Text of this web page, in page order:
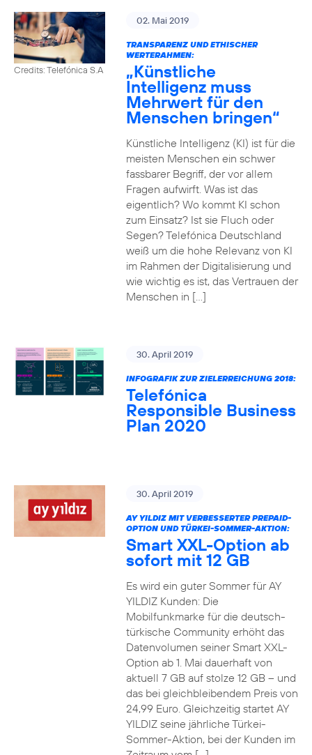
Credits: Telefónica S.A
02. Mai 2019
TRANSPARENZ UND ETHISCHER
WERTERAHMEN:
„Künstliche
Intelligenz muss
Mehrwert für den
Menschen bringen“
Künstliche Intelligenz (KI) ist für die
meisten Menschen ein schwer
fassbarer Begriff, der vor allem
Fragen aufwirft. Was ist das
eigentlich? Wo kommt KI schon
zum Einsatz? Ist sie Fluch oder
Segen? Telefónica Deutschland
weiß um die hohe Relevanz von KI
im Rahmen der Digitalisierung und
wie wichtig es ist, das Vertrauen der
Menschen in […]
30. April 2019
INFOGRAFIK ZUR ZIELERREICHUNG 2018:
Telefónica
Responsible Business
Plan 2020
30. April 2019
AY YILDIZ MIT VERBESSERTER PREPAID-
OPTION UND TÜRKEI-SOMMER-AKTION:
Smart XXL-Option ab
sofort mit 12 GB
Es wird ein guter Sommer für AY
YILDIZ Kunden: Die
Mobilfunkmarke für die deutsch-
türkische Community erhöht das
Datenvolumen seiner Smart XXL-
Option ab 1. Mai dauerhaft von
aktuell 7 GB auf stolze 12 GB – und
das bei gleichbleibendem Preis von
24,99 Euro. Gleichzeitig startet AY
YILDIZ seine jährliche Türkei-
Sommer-Aktion, bei der Kunden im